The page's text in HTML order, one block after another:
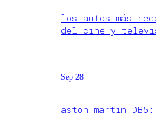
los autos más
del cine y
Sep 28
aston martin DB5: